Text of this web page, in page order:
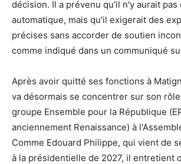
décision. Il a prévenu qu'il n'y aurait pas
automatique, mais qu'il exigerait des
précises sans accorder de soutien
comme indiqué dans un communiqué
Après avoir quitté ses fonctions à
va désormais se concentrer sur son
groupe Ensemble pour la République
anciennement Renaissance) à
Comme Edouard Philippe, qui vient de
à la présidentielle de 2027, il entretient